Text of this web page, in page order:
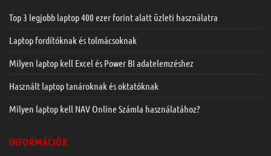
Top 3 legjobb laptop 400 ezer forint alatt üzleti használatra
Laptop fordítóknak és tolmácsoknak
Milyen laptop kell Excel és Power BI adatelemzéshez
Használt laptop tanároknak és oktatóknak
Milyen laptop kell NAV Online Számla használatához?
INFORMÁCIÓK